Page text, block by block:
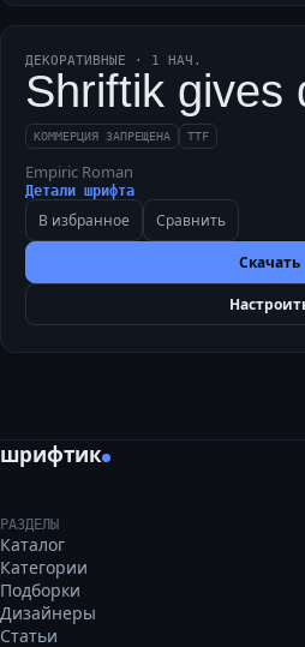
ДЕКОРАТИВНЫЕ · 1 НАЧ.
Shriftik gives
КОММЕРЦИЯ ЗАПРЕЩЕНА TTF
Empiric Roman
Детали шрифта
В избранное Сравнить
Скачать
шрифтик
РАЗДЕЛЫ
Каталог
Категории
Подборки
Дизайнеры
Статьи